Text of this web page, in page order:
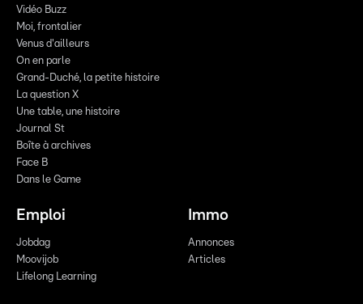
Vidéo Buzz
Moi, frontalier
Venus d'ailleurs
On en parle
Grand-Duché, la petite histoire
La question X
Une table, une histoire
Journal St
Boîte à archives
Face B
Dans le Game
Emploi
Jobdag
Moovijob
Lifelong Learning
Immo
Annonces
Articles